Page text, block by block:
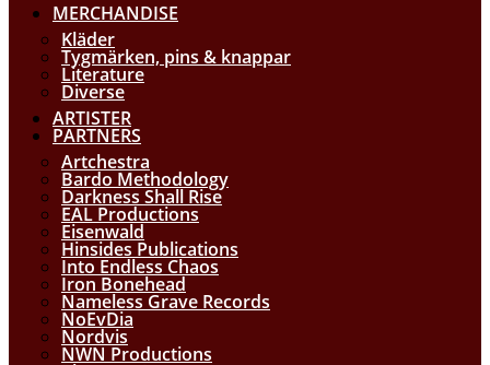
MERCHANDISE
Kläder
Tygmärken, pins & knappar
Literature
Diverse
ARTISTER
PARTNERS
Artchestra
Bardo Methodology
Darkness Shall Rise
EAL Productions
Eisenwald
Hinsides Publications
Into Endless Chaos
Iron Bonehead
Nameless Grave Records
NoEvDia
Nordvis
NWN Productions